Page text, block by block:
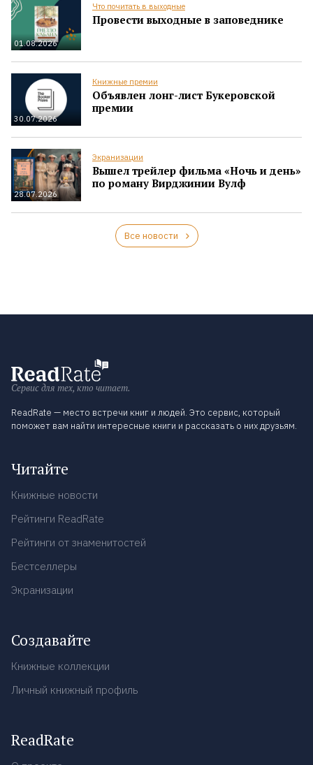
01.08.2026
Что почитать в выходные
Провести выходные в заповеднике
30.07.2026
Книжные премии
Объявлен лонг-лист Букеровской
премии
28.07.2026
Экранизации
Вышел трейлер фильма «Ночь и день»
по роману Вирджинии Вулф
Все новости
Сервис для тех, кто читает.
ReadRate — место встречи книг и людей. Это сервис, который
поможет вам найти интересные книги и рассказать о них друзьям.
Читайте
Книжные новости
Рейтинги ReadRate
Рейтинги от знаменитостей
Бестселлеры
Экранизации
Создавайте
Книжные коллекции
Личный книжный профиль
ReadRate